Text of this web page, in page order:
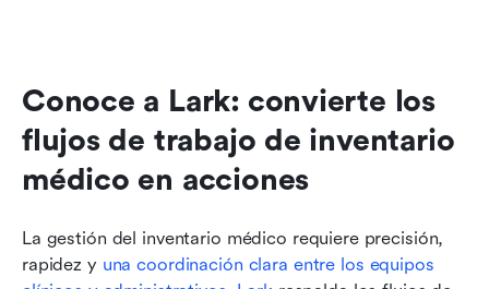
Conoce a Lark: convierte los
flujos de trabajo de inventario
médico en acciones
La gestión del inventario médico requiere precisión,
rapidez y una coordinación clara entre los equipos